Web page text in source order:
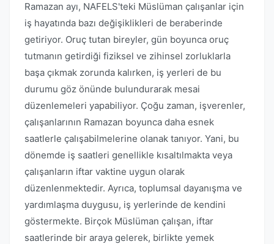
Ramazan ayı, NAFELS'teki Müslüman çalışanlar için
iş hayatında bazı değişiklikleri de beraberinde
getiriyor. Oruç tutan bireyler, gün boyunca oruç
tutmanın getirdiği fiziksel ve zihinsel zorluklarla
başa çıkmak zorunda kalırken, iş yerleri de bu
durumu göz önünde bulundurarak mesai
düzenlemeleri yapabiliyor. Çoğu zaman, işverenler,
çalışanlarının Ramazan boyunca daha esnek
saatlerle çalışabilmelerine olanak tanıyor. Yani, bu
dönemde iş saatleri genellikle kısaltılmakta veya
çalışanların iftar vaktine uygun olarak
düzenlenmektedir. Ayrıca, toplumsal dayanışma ve
yardımlaşma duygusu, iş yerlerinde de kendini
göstermekte. Birçok Müslüman çalışan, iftar
saatlerinde bir araya gelerek, birlikte yemek